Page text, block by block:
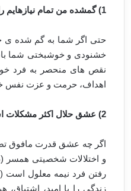
1) گمشده من تمام نیازهایم را برآورده می کند.
حتی اگر شما به گم شده ی
خشنودی و خوشبختی شما
نقص های منحصر به فرد
اهداف، حرمت و عزت نفس
2) عشق حلال اکثر مشکلات است.
اگر چه عشق قدرت مافوق
و اختلالات شخصیتی همسر
رفتن فرد نیمه معلول است
زندگی را با امید،